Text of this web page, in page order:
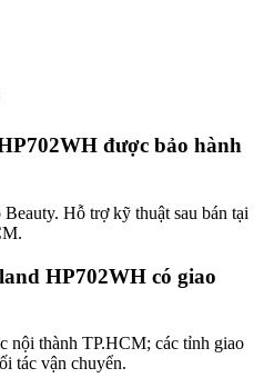
được bảo hành
Hỗ trợ kỹ thuật sau bán tại
HP702WH có giao
nội thành TP.HCM; các tỉnh giao
tác vận chuyển.